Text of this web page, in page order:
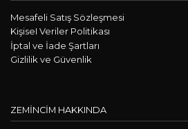
Mesafeli Satış Sözleşmesi
KişiseI Veriler Politikası
İptal ve İade Şartları
Gizlilik ve Güvenlik
ZEMİNCİM HAKKINDA